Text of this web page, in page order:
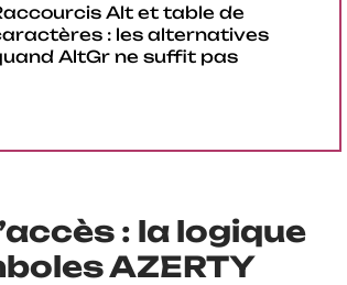
Alt et table de
: les alternatives
AltGr ne suffit pas
: la logique
AZERTY